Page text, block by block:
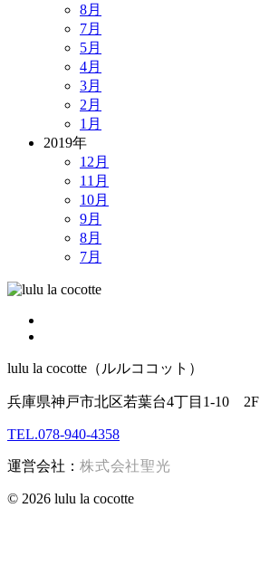
8月
7月
5月
4月
3月
2月
1月
2019年
12月
11月
10月
9月
8月
7月
lulu la cocotte（ルルココット）
兵庫県神戸市北区若葉台4丁目1-10 2F
TEL.078-940-4358
運営会社： 株式会社聖光
© 2026 lulu la cocotte